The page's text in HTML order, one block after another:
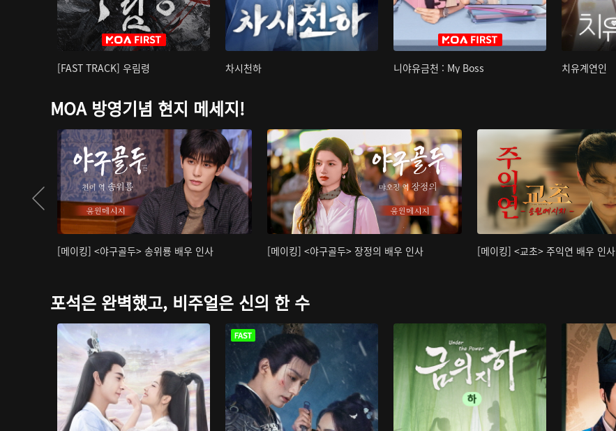
[FAST TRACK] 우림령 차시천하 니야유금천 : My Boss 치유계연인
MOA 방영기념 현지 메세지!
[메이킹] <야구골두> 송위룡 배우 인사 [메이킹] <야구골두> 장정의 배우 인사 [메이킹] <교초> 주익연 배우 인사
포석은 완벽했고, 비주얼은 신의 한 수